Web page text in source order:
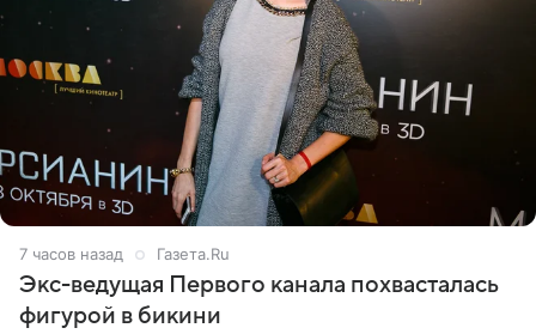
7 часов назад Газета.Ru
Экс-ведущая Первого канала похвасталась
фигурой в бикини